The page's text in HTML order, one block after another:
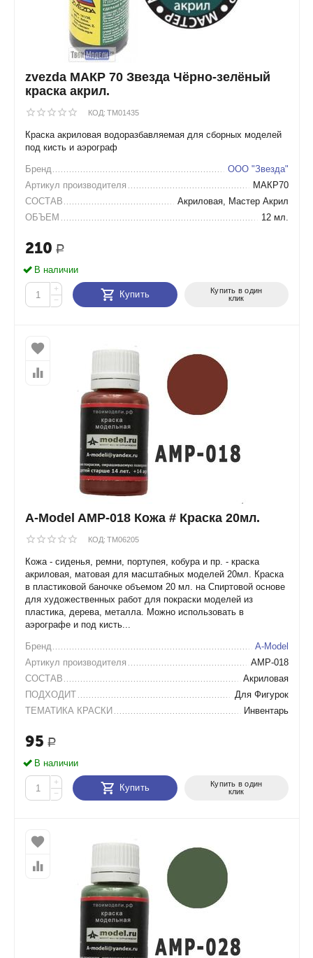
zvezda МАКР 70 Звезда Чёрно-зелёный
краска акрил.
КОД: TM01435
Краска акриловая водоразбавляемая для сборных моделей
под кисть и аэрограф
Бренд
ООО "Звезда"
Артикул производителя
МАКР70
СОСТАВ
Акриловая, Мастер Акрил
ОБЪЕМ
12 мл.
210 Р
В наличии
+
−
Купить
Купить в один
клик
A-Model AMP-018 Кожа # Краска 20мл.
КОД: TM06205
Кожа - сиденья, ремни, портупея, кобура и пр. - краска
акриловая, матовая для масштабных моделей 20мл. Краска
в пластиковой баночке объемом 20 мл. на Спиртовой основе
для художественных работ для покраски моделей из
пластика, дерева, металла. Можно использовать в
аэрографе и под кисть...
Бренд
A-Model
Артикул производителя
AMP-018
СОСТАВ
Акриловая
ПОДХОДИТ
Для Фигурок
ТЕМАТИКА КРАСКИ
Инвентарь
95 Р
В наличии
+
−
Купить
Купить в один
клик